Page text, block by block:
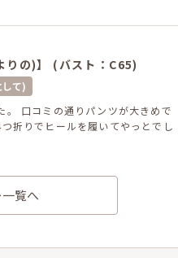
の)】 (バスト：C65)
して)
。 口コミの通りパンツが大きめで
折りでヒールを履いてやっとでし
覧へ